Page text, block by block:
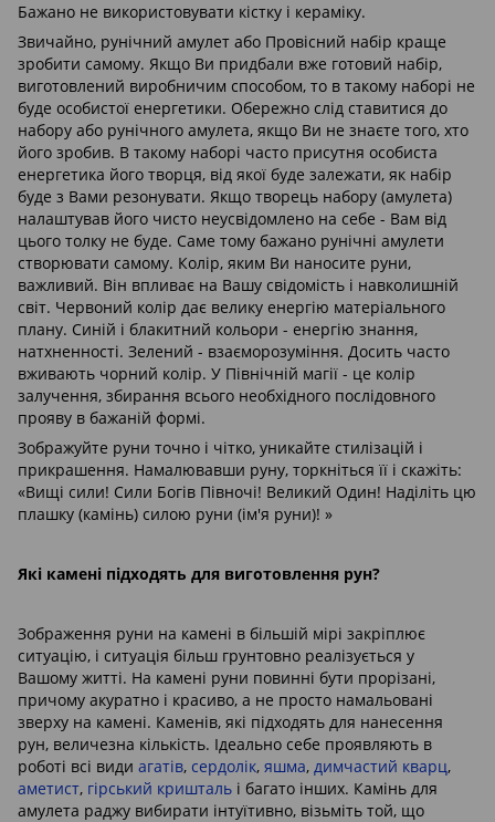
Бажано не використовувати кістку і кераміку.
Звичайно, рунічний амулет або Провісний набір краще
зробити самому. Якщо Ви придбали вже готовий набір,
виготовлений виробничим способом, то в такому наборі не
буде особистої енергетики. Обережно слід ставитися до
набору або рунічного амулета, якщо Ви не знаєте того, хто
його зробив. В такому наборі часто присутня особиста
енергетика його творця, від якої буде залежати, як набір
буде з Вами резонувати. Якщо творець набору (амулета)
налаштував його чисто неусвідомлено на себе - Вам від
цього толку не буде. Саме тому бажано рунічні амулети
створювати самому. Колір, яким Ви наносите руни,
важливий. Він впливає на Вашу свідомість і навколишній
світ. Червоний колір дає велику енергію матеріального
плану. Синій і блакитний кольори - енергію знання,
натхненності. Зелений - взаєморозуміння. Досить часто
вживають чорний колір. У Північній магії - це колір
залучення, збирання всього необхідного послідовного
прояву в бажаній формі.
Зображуйте руни точно і чітко, уникайте стилізацій і
прикрашення. Намалювавши руну, торкніться її і скажіть:
«Вищі сили! Сили Богів Півночі! Великий Один! Наділіть цю
плашку (камінь) силою руни (ім'я руни)! »
Які камені підходять для виготовлення рун?
Зображення руни на камені в більшій мірі закріплює
ситуацію, і ситуація більш грунтовно реалізується у
Вашому житті. На камені руни повинні бути прорізані,
причому акуратно і красиво, а не просто намальовані
зверху на камені. Каменів, які підходять для нанесення
рун, величезна кількість. Ідеально себе проявляють в
роботі всі види агатів, сердолік, яшма, димчастий кварц,
аметист, гірський кришталь і багато інших. Камінь для
амулета раджу вибирати інтуїтивно, візьміть той, що